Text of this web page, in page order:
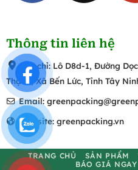
Thông tin liên hệ
Địa chỉ: Lô D8d-1, Đường
Thạnh, Xã Bến Lức, Tỉnh Tây
Email:
Website: greenpacking.vn
TRANG CHỦ SẢN PHẨM
BÁO GIÁ NGAY